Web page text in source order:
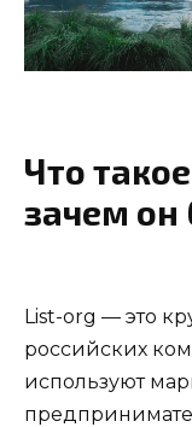
Что
зачем он
List-org — это
российских
используют